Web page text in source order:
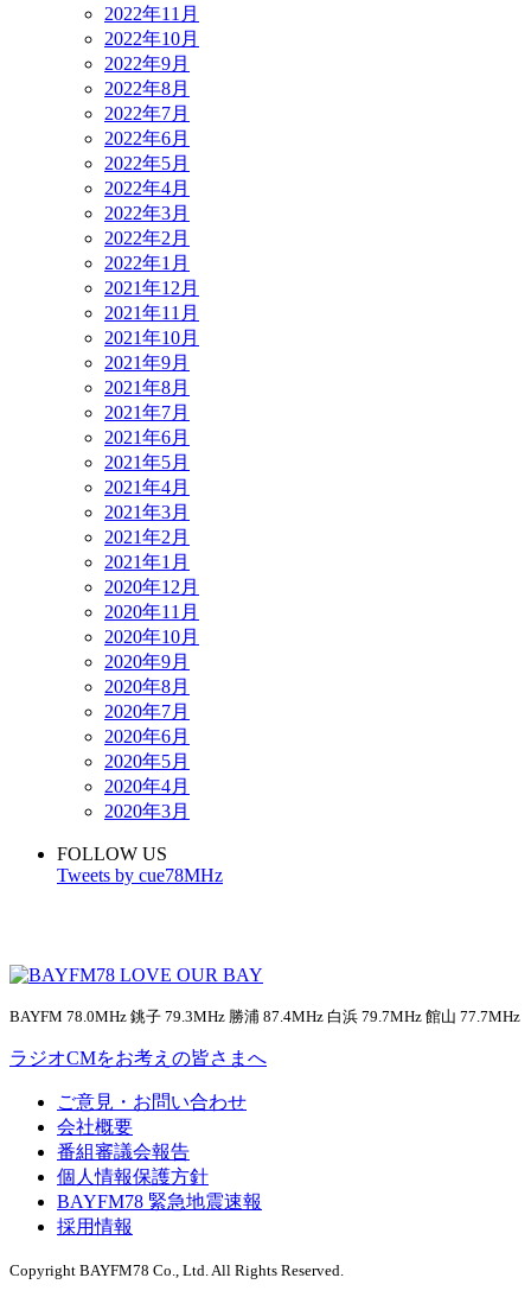
2022年11月
2022年10月
2022年9月
2022年8月
2022年7月
2022年6月
2022年5月
2022年4月
2022年3月
2022年2月
2022年1月
2021年12月
2021年11月
2021年10月
2021年9月
2021年8月
2021年7月
2021年6月
2021年5月
2021年4月
2021年3月
2021年2月
2021年1月
2020年12月
2020年11月
2020年10月
2020年9月
2020年8月
2020年7月
2020年6月
2020年5月
2020年4月
2020年3月
FOLLOW US
Tweets by cue78MHz
BAYFM 78.0MHz 銚子 79.3MHz 勝浦 87.4MHz 白浜 79.7MHz 館山 77.7MHz
ラジオCMをお考えの皆さまへ
ご意見・お問い合わせ
会社概要
番組審議会報告
個人情報保護方針
BAYFM78 緊急地震速報
採用情報
Copyright BAYFM78 Co., Ltd. All Rights Reserved.